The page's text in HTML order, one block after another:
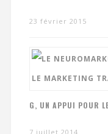
23 février 2015
G, UN APPUI POUR
7 juillet 2014